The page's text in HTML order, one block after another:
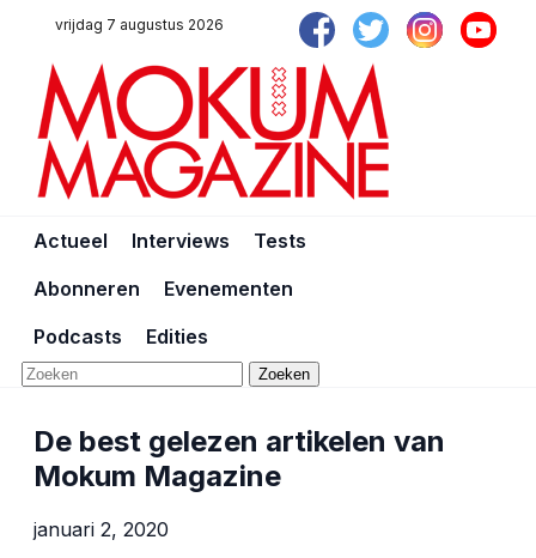
vrijdag 7 augustus 2026
Actueel Interviews
Tests
Abonneren
Evenementen
Podcasts
Edities
Zoeken
De best gelezen artikelen van
Mokum Magazine
januari 2, 2020